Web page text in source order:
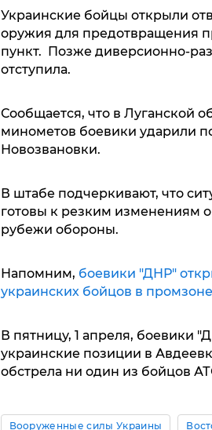
Украинские бойцы открыли
оружия для предотвращения
пункт. Позже диверсионно-
отступила.
Сообщается, что в Луганской
минометов боевики ударили
Новозвановки.
В штабе подчеркивают, что
готовы к резким изменениям
рубежи обороны.
Напомним, боевики "ДНР"
украинских бойцов в
В пятницу, 1 апреля, боевики
украинские позиции в
обстрела ни один из бойцов
Вооруженные силы Украины